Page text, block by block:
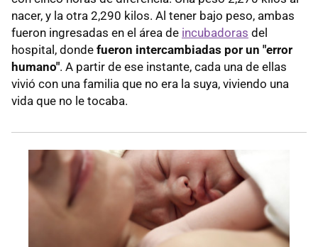
nacer, y la otra 2,290 kilos. Al tener bajo peso, ambas
fueron ingresadas en el área de incubadoras del
hospital, donde fueron intercambiadas por un "error
humano". A partir de ese instante, cada una de ellas
vivió con una familia que no era la suya, viviendo una
vida que no le tocaba.